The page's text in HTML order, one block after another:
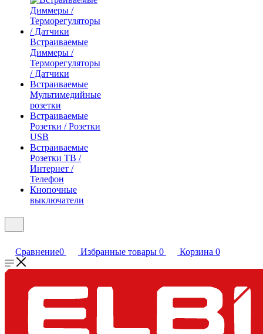
Встраиваемые
Диммеры /
Терморегуляторы
/ Датчики
Встраиваемые
Мультимедийные
розетки
Встраиваемые
Розетки / Розетки
USB
Встраиваемые
Розетки ТВ /
Интернет /
Телефон
Кнопочные
выключатели
Сравнение0 Избранные товары 0 Корзина 0